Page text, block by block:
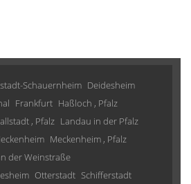
Schauernheim Deidesheim
Frankfurt Haßloch , Pfalz
, Pfalz Landau in der Pfalz
Meckenheim , Pfalz
der Weinstraße
Otterstadt Schifferstadt